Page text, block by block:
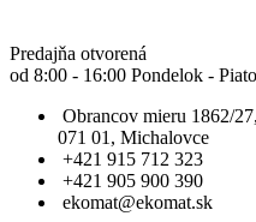
Predajňa otvorená
od 8:00 - 16:00 Pondelok -
Obrancov mieru 1862/27,
071 01, Michalovce
+421 915 712 323
+421 905 900 390
ekomat@ekomat.sk